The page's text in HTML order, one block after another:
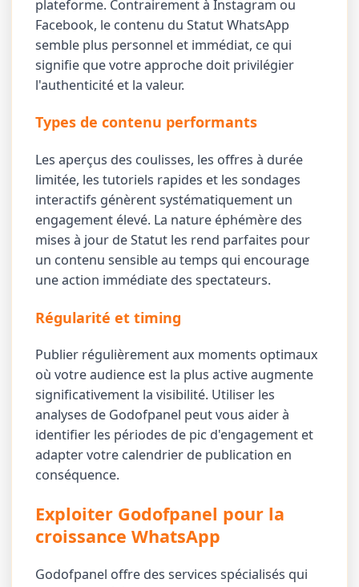
plateforme. Contrairement à Instagram ou
Facebook, le contenu du Statut WhatsApp
semble plus personnel et immédiat, ce qui
signifie que votre approche doit privilégier
l'authenticité et la valeur.
Types de contenu performants
Les aperçus des coulisses, les offres à durée
limitée, les tutoriels rapides et les sondages
interactifs génèrent systématiquement un
engagement élevé. La nature éphémère des
mises à jour de Statut les rend parfaites pour
un contenu sensible au temps qui encourage
une action immédiate des spectateurs.
Régularité et timing
Publier régulièrement aux moments optimaux
où votre audience est la plus active augmente
significativement la visibilité. Utiliser les
analyses de Godofpanel peut vous aider à
identifier les périodes de pic d'engagement et
adapter votre calendrier de publication en
conséquence.
Exploiter Godofpanel pour la
croissance WhatsApp
Godofpanel offre des services spécialisés qui